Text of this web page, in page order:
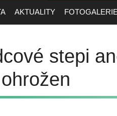
AKTUALITY
stepi